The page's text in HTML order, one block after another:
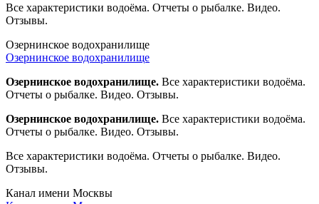
Все характеристики водоёма. Отчеты о рыбалке. Видео.
Отзывы.
Озернинское водохранилище
Озернинское водохранилище
Озернинское водохранилище. Все характеристики водоёма.
Отчеты о рыбалке. Видео. Отзывы.
Озернинское водохранилище. Все характеристики водоёма.
Отчеты о рыбалке. Видео. Отзывы.
Все характеристики водоёма. Отчеты о рыбалке. Видео.
Отзывы.
Канал имени Москвы